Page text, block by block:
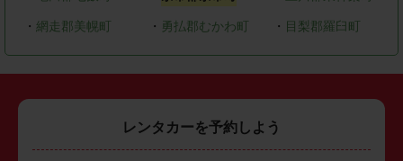
・ 網走郡美幌町 ・ 勇払郡むかわ町 ・ 目梨郡羅臼町
レンタカーを予約しよう